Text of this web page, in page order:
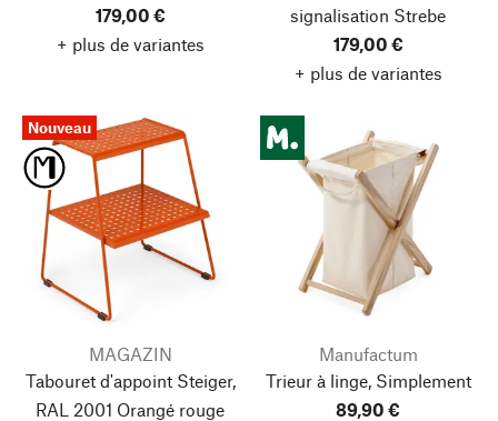
179,00 €
+ plus de variantes
signalisation Strebe
179,00 €
+ plus de variantes
Nouveau
MAGAZIN
Tabouret d'appoint Steiger,
RAL 2001 Orangé rouge
Manufactum
Trieur à linge, Simplement
89,90 €